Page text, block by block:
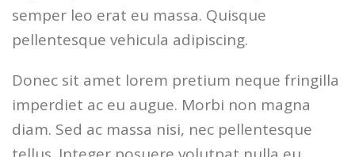
semper leo erat eu massa. Quisque
pellentesque vehicula adipiscing.
Donec sit amet lorem pretium neque fringilla
imperdiet ac eu augue. Morbi non magna
diam. Sed ac massa nisi, nec pellentesque